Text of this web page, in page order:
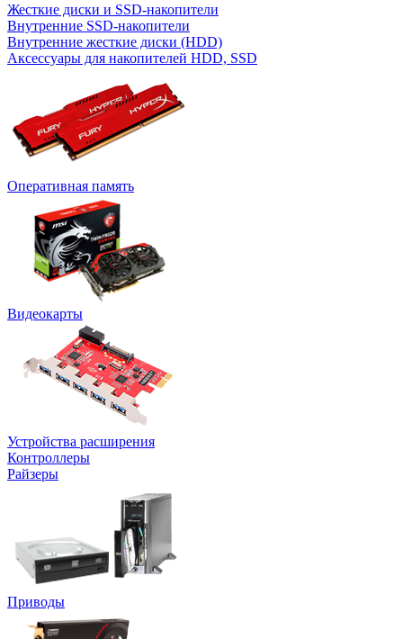
Жесткие диски и SSD-накопители
Внутренние SSD-накопители
Внутренние жесткие диски (HDD)
Аксессуары для накопителей HDD, SSD
Оперативная память
Видеокарты
Устройства расширения
Контроллеры
Райзеры
Приводы